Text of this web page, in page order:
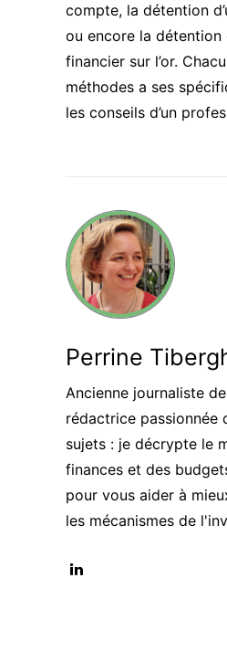
compte, la détention
ou encore la détention
financier sur l’or.
méthodes a ses
les conseils d’un
Perrine
Ancienne journaliste
rédactrice passionnée
sujets : je décrypte le
finances et des
pour vous aider à
les mécanismes de